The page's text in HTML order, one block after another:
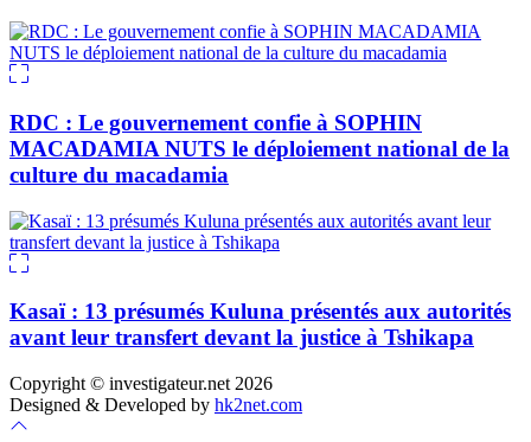
RDC : Le gouvernement confie à SOPHIN
MACADAMIA NUTS le déploiement national de la
culture du macadamia
Kasaï : 13 présumés Kuluna présentés aux autorités
avant leur transfert devant la justice à Tshikapa
Copyright © investigateur.net 2026
Designed & Developed by hk2net.com
Scroll